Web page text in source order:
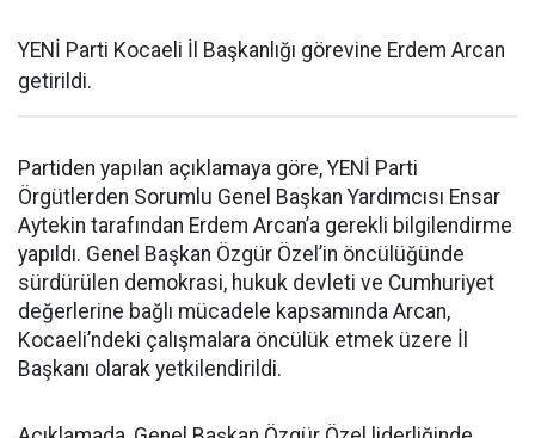
YENİ Parti Kocaeli İl Başkanlığı görevine Erdem Arcan
getirildi.
Partiden yapılan açıklamaya göre, YENİ Parti
Örgütlerden Sorumlu Genel Başkan Yardımcısı Ensar
Aytekin tarafından Erdem Arcan’a gerekli bilgilendirme
yapıldı. Genel Başkan Özgür Özel’in öncülüğünde
sürdürülen demokrasi, hukuk devleti ve Cumhuriyet
değerlerine bağlı mücadele kapsamında Arcan,
Kocaeli’ndeki çalışmalara öncülük etmek üzere İl
Başkanı olarak yetkilendirildi.